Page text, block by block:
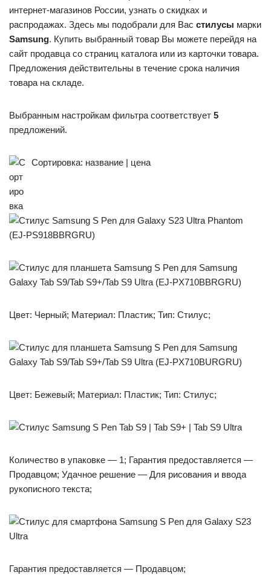
интернет-магазинов России, узнать о скидках и
распродажах. Здесь мы подобрали для Вас стилусы марки
Samsung. Купить выбранный товар Вы можете перейдя на
сайт продавца со страниц каталога или из карточки товара.
Предложения действительны в течение срока наличия
товара на складе.
Выбранным настройкам фильтра соответствует 5
предложений.
Сортировка: название | цена
Цвет: Черный; Материал: Пластик; Тип: Стилус;
Цвет: Бежевый; Материал: Пластик; Тип: Стилус;
Количество в упаковке — 1; Гарантия предоставляется —
Продавцом; Удачное решение — Для рисования и ввода
рукописного текста;
Гарантия предоставляется — Продавцом;